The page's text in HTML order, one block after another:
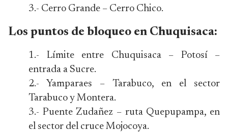
3.- Cerro Grande – Cerro Chico.
Los puntos de bloqueo en Chuquisaca:
1.- Límite entre Chuquisaca – Potosí –
entrada a Sucre.
2.- Yamparaes – Tarabuco, en el sector
Tarabuco y Montera.
3.- Puente Zudañez – ruta Quepupampa, en
el sector del cruce Mojocoya.